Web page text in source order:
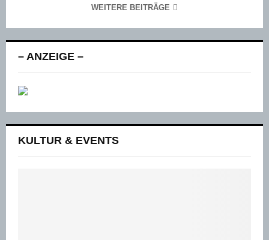
WEITERE BEITRÄGE
– ANZEIGE –
KULTUR & EVENTS